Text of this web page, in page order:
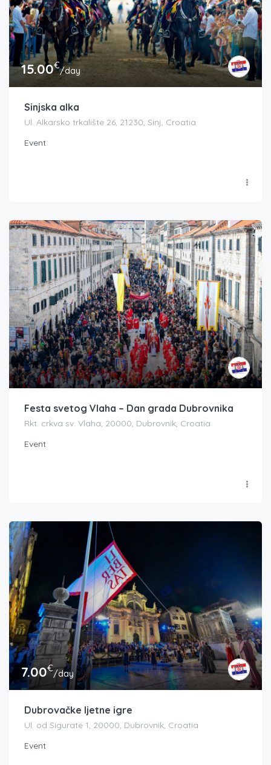
15.00€/day
Sinjska alka
Ul. Alkarsko trkalište 26, 21230, Sinj, Croatia
Event
Festa svetog Vlaha – Dan grada Dubrovnika
Rkt. crkva sv. Vlaha, 20000, Dubrovnik, Croatia
Event
7.00€/day
Dubrovačke ljetne igre
Ul. od Sigurate 1, 20000, Dubrovnik, Croatia
Event